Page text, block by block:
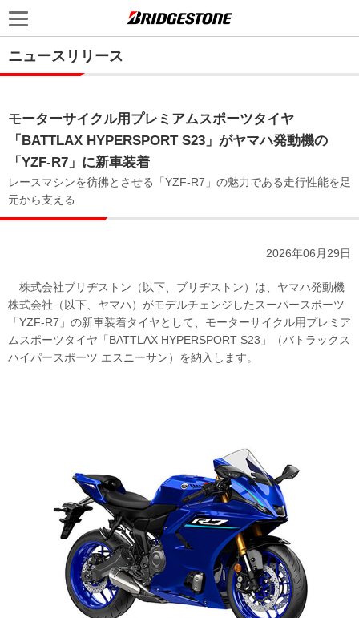
ニュースリリース
モーターサイクル用プレミアムスポーツタイヤ
「BATTLAX HYPERSPORT S23」がヤマハ発動機の
「YZF-R7」に新車装着
レースマシンを彷彿とさせる「YZF-R7」の魅力である走行性能を足
元から支える
2026年06月29日
株式会社ブリヂストン（以下、ブリヂストン）は、ヤマハ発動機
株式会社（以下、ヤマハ）がモデルチェンジしたスーパースポーツ
「YZF-R7」の新車装着タイヤとして、モーターサイクル用プレミア
ムスポーツタイヤ「BATTLAX HYPERSPORT S23」（バトラックス
ハイパースポーツ エスニーサン）を納入します。